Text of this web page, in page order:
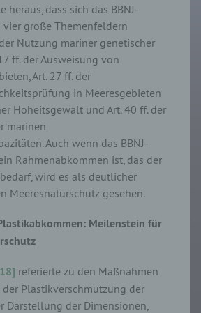
heraus, dass sich das BBNJ-
vier große Themenfeldern
Nutzung mariner genetischer
ff. der Ausweisung von
Art. 27 ff. der
in Meeresgebieten
Hoheitsgewalt und Art. 40 ff. der
marinen
Auch wenn das BBNJ-
Rahmenabkommen ist, das der
wird es als deutlicher
Meeresnaturschutz gesehen.
Meilenstein für
referierte zu den Maßnahmen
Plastikverschmutzung der
Darstellung der Dimensionen,